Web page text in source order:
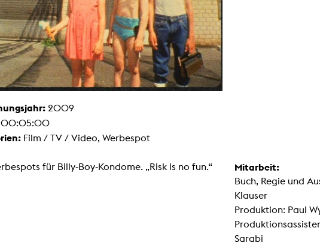
2009
00:05:00
Film / TV / Video, Werbespot
für Billy-Boy-Kondome. „Risk is no fun.“ Mitarbeit:
Buch, Regie und
Klauser
Produktion: Paul
Sarabi
Malerei / Skulptur
Multispecies Storytelling
Netze
Videokunst / Performance
Kunst / Globaler Süden
und Medienwissenschaften
mit erweitertem Materialbegriff
Studies in Künsten und Wissenschaft
Transversale Ästhetik
Labore / Studios
Animationsstudio
Aula
Case – Projektraum Fotgrafie
3-D-Labor
exMedia Lab